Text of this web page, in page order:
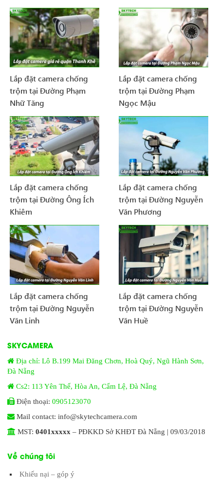
Lắp đặt camera chống
trộm tại Đường Phạm
Nhữ Tăng
Lắp đặt camera chống
trộm tại Đường Phạm
Ngọc Mậu
Lắp đặt camera chống
trộm tại Đường Ông Ích
Khiêm
Lắp đặt camera chống
trộm tại Đường Nguyễn
Văn Phương
Lắp đặt camera chống
trộm tại Đường Nguyễn
Văn Linh
Lắp đặt camera chống
trộm tại Đường Nguyễn
Văn Huề
SKYCAMERA
Địa chỉ: Lô B.199 Mai Đăng Chơn, Hoà Quý, Ngũ Hành Sơn,
Đà Nẵng
Cs2: 113 Yên Thế, Hòa An, Cẩm Lệ, Đà Nẵng
Điện thoại: 0905123070
Mail contact: info@skytechcamera.com
MST: 0401xxxxx – PĐKKD Sở KHĐT Đà Nẵng | 09/03/2018
Về chúng tôi
Khiếu nại – góp ý